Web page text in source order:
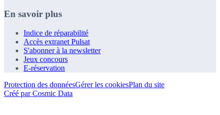
En savoir plus
Indice de réparabilité
Accès extranet Pulsat
S'abonner à la newsletter
Jeux concours
E-réservation
Protection des donnéesGérer les cookiesPlan du site
Créé par Cosmic Data